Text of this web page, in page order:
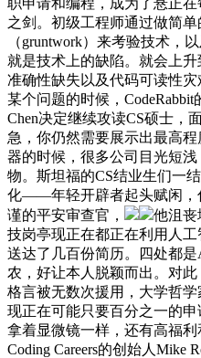
之剑。初级工程师通过做简单
（gruntwork）来考验技术，
就是技术上的缺陷。就会上
准确性缺失以及代码可读性
某个问题的时候，
Chen决定继续攻读CS硕士，
急，你仍然需要展示出最高
器的时候，很多公司目光短
物。斯坦福的CS结业生们一
化——年轻开辟者起头赋闲，
谨的平安审查官，
他沮丧
技岗亭现正在都正在利用人
送达了几百份简历。四处都
农，好让本人脱颖而出。对
格言被无数次援用，大学哲
现正在可能只要百分之一的
拿着显微镜一样，还有高福
Coding Careers的创始人Mike